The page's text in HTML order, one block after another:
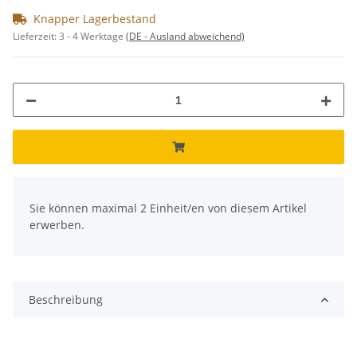
Knapper Lagerbestand
Lieferzeit:3 - 4 Werktage (DE - Ausland abweichend)
Sie können maximal 2 Einheit/en von diesem Artikel
erwerben.
Beschreibung